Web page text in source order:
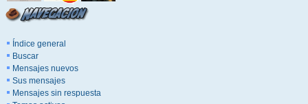
Índice general
Buscar
Mensajes nuevos
Sus mensajes
Mensajes sin respuesta